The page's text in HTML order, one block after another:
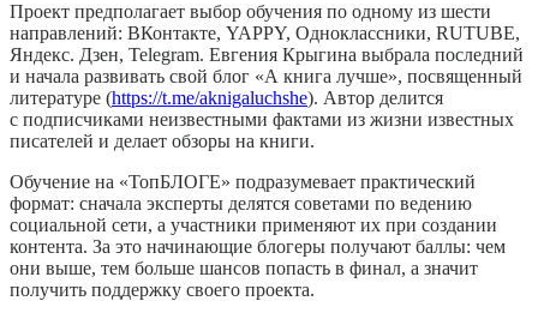
Проект предполагает выбор обучения по одному из шести
направлений: ВКонтакте, YAPPY, Одноклассники, RUTUBE,
Яндекс. Дзен, Telegram. Евгения Крыгина выбрала последний
и начала развивать свой блог «А книга лучше», посвященный
литературе (https://t.me/aknigaluchshe). Автор делится
с подписчиками неизвестными фактами из жизни известных
писателей и делает обзоры на книги.
Обучение на «ТопБЛОГЕ» подразумевает практический
формат: сначала эксперты делятся советами по ведению
социальной сети, а участники применяют их при создании
контента. За это начинающие блогеры получают баллы: чем
они выше, тем больше шансов попасть в финал, а значит
получить поддержку своего проекта.